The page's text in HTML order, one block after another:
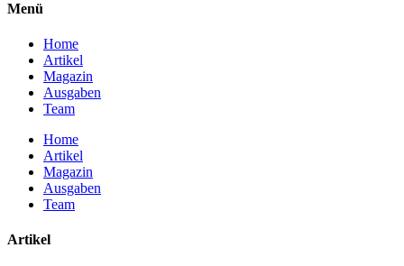
Menü
Home
Artikel
Magazin
Ausgaben
Team
Home
Artikel
Magazin
Ausgaben
Team
Artikel